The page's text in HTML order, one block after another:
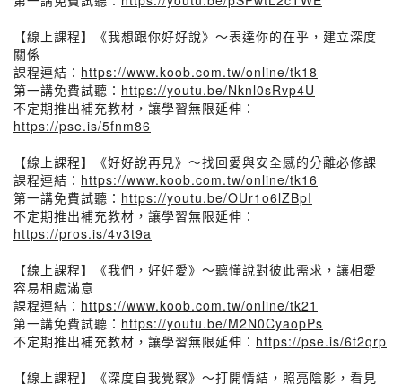
【線上課程】《我想跟你好好說》～表達你的在乎，建立深度
關係
課程連結： https://www.koob.com.tw/online/tk18
第一講免費試聽： https://youtu.be/Nknl0sRvp4U
不定期推出補充教材，讓學習無限延伸：
https://pse.is/5fnm86
【線上課程】《好好說再見》～找回愛與安全感的分離必修課
課程連結： https://www.koob.com.tw/online/tk16
第一講免費試聽： https://youtu.be/OUr1o6lZBpI
不定期推出補充教材，讓學習無限延伸：
https://pros.is/4v3t9a
【線上課程】《我們，好好愛》～聽懂說對彼此需求，讓相愛
容易相處滿意
課程連結： https://www.koob.com.tw/online/tk21
第一講免費試聽： https://youtu.be/M2N0CyaopPs
不定期推出補充教材，讓學習無限延伸： https://pse.is/6t2qrp
【線上課程】《深度自我覺察》～打開情結，照亮陰影，看見